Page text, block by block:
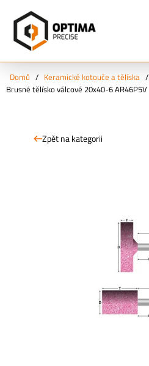
Domů / Keramické kotouče a tělíska /
Brusné tělísko válcové 20x40-6 AR46P5V
Zpět na kategorii